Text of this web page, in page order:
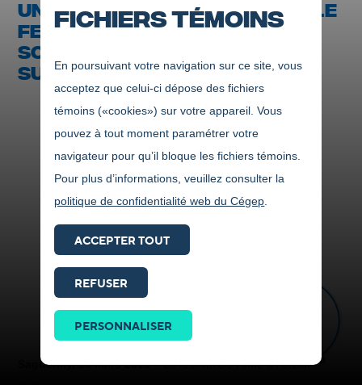
Fichiers témoins
En poursuivant votre navigation sur ce site, vous
acceptez que celui-ci dépose des fichiers
témoins («cookies») sur votre appareil. Vous
pouvez à tout moment paramétrer votre
navigateur pour qu’il bloque les fichiers témoins.
Pour plus d’informations, veuillez consulter la
politique de confidentialité web du Cégep
ACCEPTER TOUT
REFUSER
PERSONNALISER
UNE QUINZIÈME ÉDITION POUR LE
FESTIVAL DE L'ÂME À L'ÉCRAN
SOUS LE THÈME DU
SURRÉALISME
Saguenay, 13 mars 2018– Le festival De l’âme à l’écran